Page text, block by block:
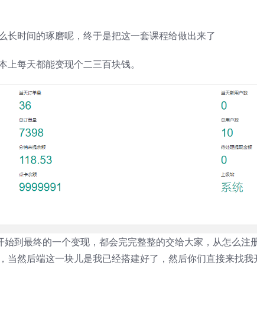
长时间的琢磨呢，终于是把这一套课程给做出来了
每天都能变现个二三百块钱。
到最终的一个变现，都会完完整整的交给大家，从怎么注
当然后端这一块儿是我已经搭建好了，然后你们直接来找我